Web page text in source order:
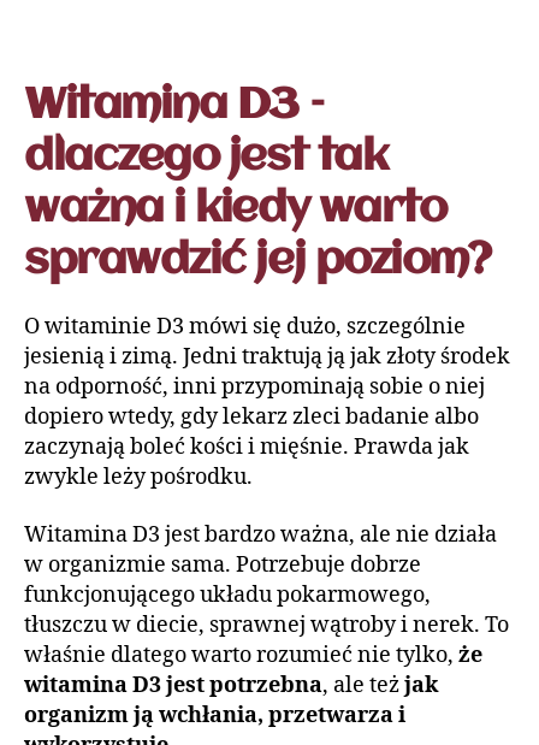
Witamina D3 –
dlaczego jest tak
ważna i kiedy warto
sprawdzić jej poziom?
O witaminie D3 mówi się dużo, szczególnie
jesienią i zimą. Jedni traktują ją jak złoty środek
na odporność, inni przypominają sobie o niej
dopiero wtedy, gdy lekarz zleci badanie albo
zaczynają boleć kości i mięśnie. Prawda jak
zwykle leży pośrodku.
Witamina D3 jest bardzo ważna, ale nie działa
w organizmie sama. Potrzebuje dobrze
funkcjonującego układu pokarmowego,
tłuszczu w diecie, sprawnej wątroby i nerek. To
właśnie dlatego warto rozumieć nie tylko, że
witamina D3 jest potrzebna, ale teżjak
organizm ją wchłania, przetwarza i